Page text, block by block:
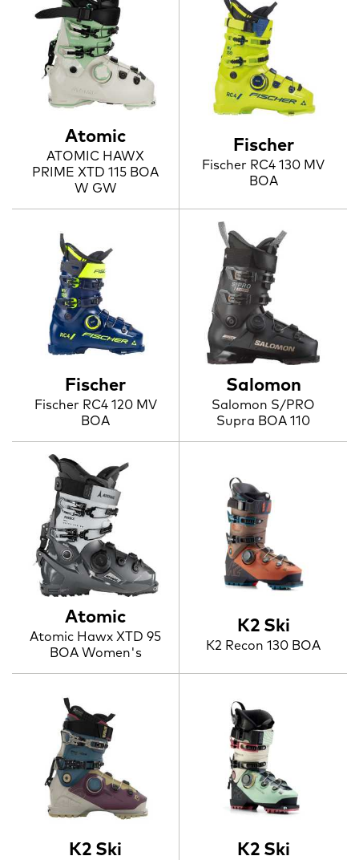
Atomic
ATOMIC HAWX
PRIME XTD 115 BOA
W GW
Fischer
Fischer RC4 130 MV
BOA
Fischer
Fischer RC4 120 MV
BOA
Salomon
Salomon S/PRO
Supra BOA 110
Atomic
Atomic Hawx XTD 95
BOA Women's
K2 Ski
K2 Recon 130 BOA
K2 Ski K2 Ski